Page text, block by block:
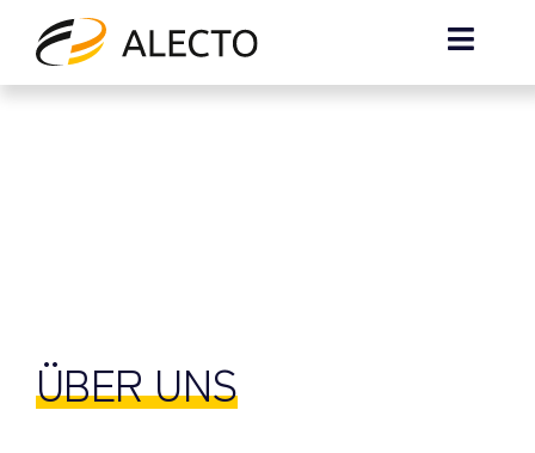
Inhalt
springen
Toggle
ÜBER UNS